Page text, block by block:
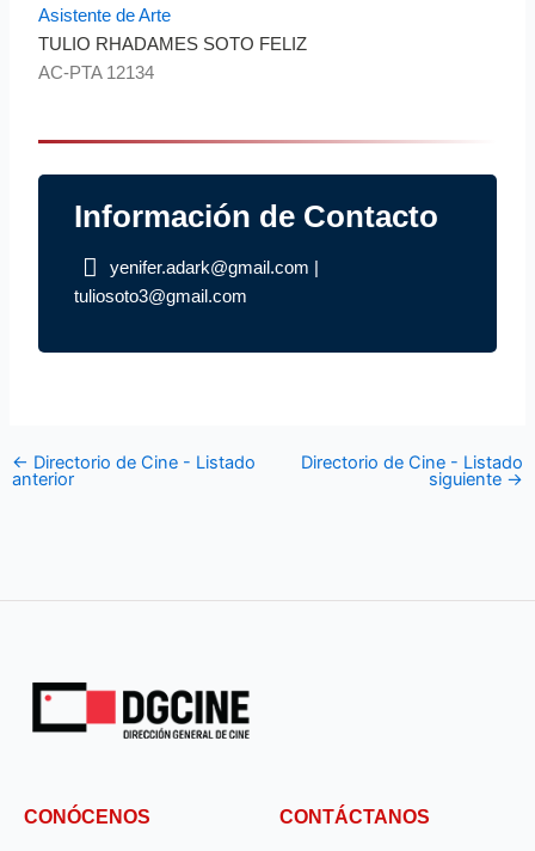
Asistente de Arte
TULIO RHADAMES SOTO FELIZ
AC-PTA 12134
Información de Contacto
yenifer.adark@gmail.com
tuliosoto3@gmail.com
← Directorio de Cine - Listado
anterior
Directorio de Cine - Listado
siguiente →
CONÓCENOS CONTÁCTANOS